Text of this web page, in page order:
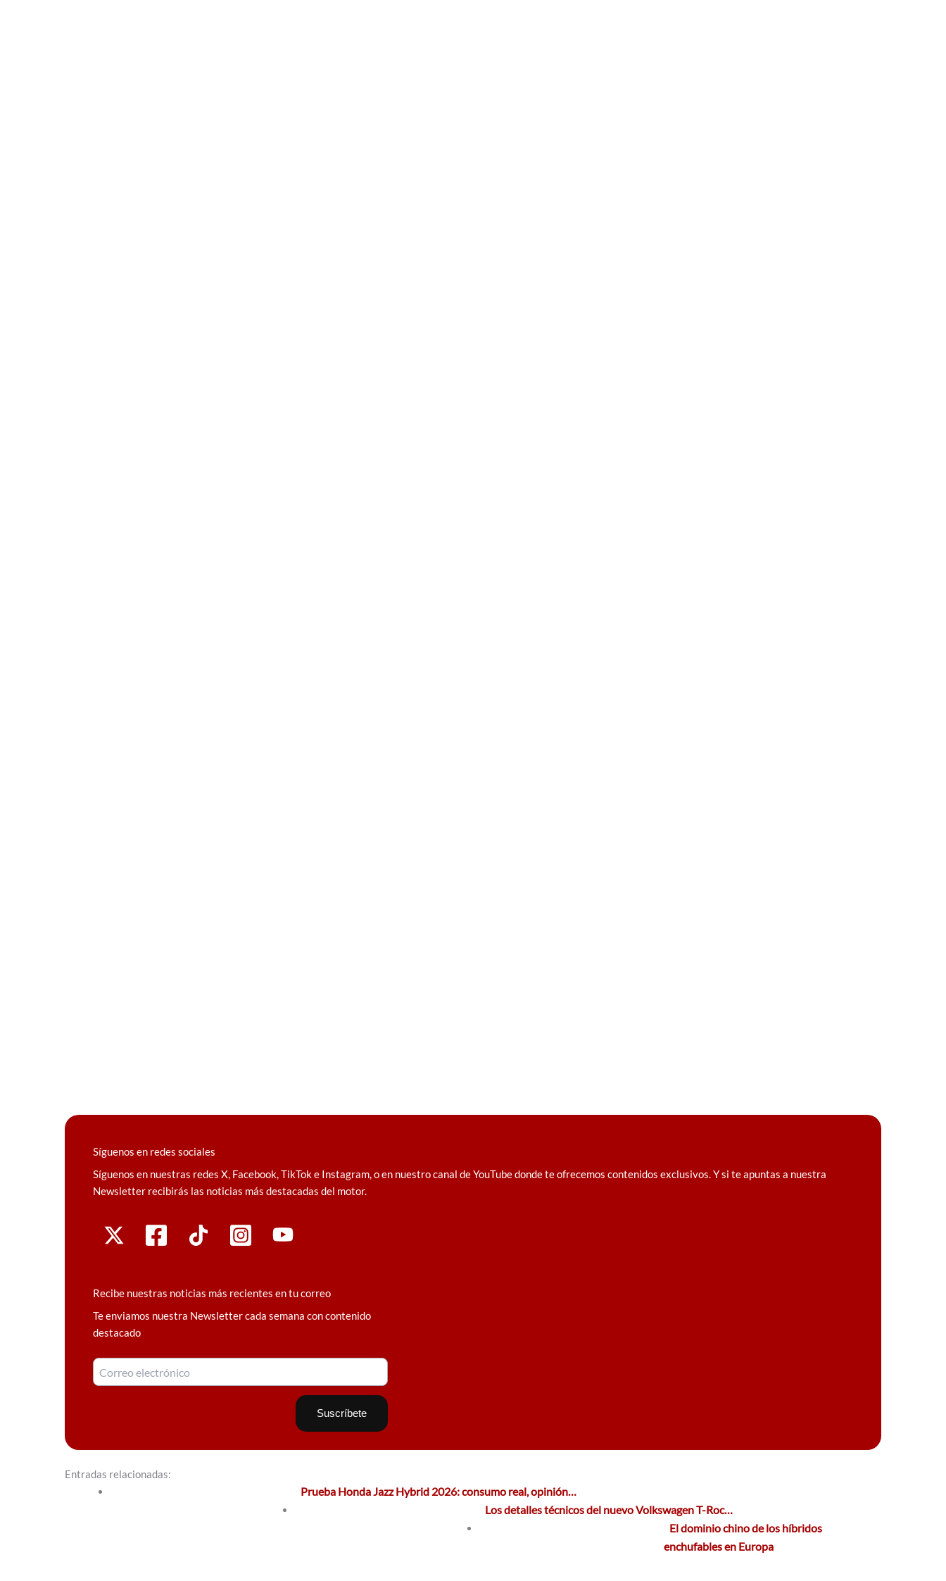
Síguenos en redes sociales
Síguenos en nuestras redes X, Facebook, TikTok e Instagram, o en nuestro canal de YouTube donde te ofrecemos contenidos exclusivos. Y si te apuntas a nuestra
Newsletter recibirás las noticias más destacadas del motor.
Recibe nuestras noticias más recientes en tu correo
Te enviamos nuestra Newsletter cada semana con contenido
destacado
Entradas relacionadas:
Prueba Honda Jazz Hybrid 2026: consumo real, opinión…
Los detalles técnicos del nuevo Volkswagen T-Roc…
El dominio chino de los híbridos
enchufables en Europa